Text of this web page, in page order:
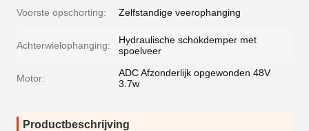
Voorste opschorting: Zelfstandige veerophanging
Achterwielophanging:
Hydraulische schokdemper met
spoelveer
Motor:
ADC Afzonderlijk opgewonden 48V
3.7w
Productbeschrijving